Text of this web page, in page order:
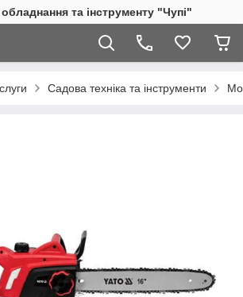
обладнання та інструменту "Чупі"
Садова техніка та інструменти